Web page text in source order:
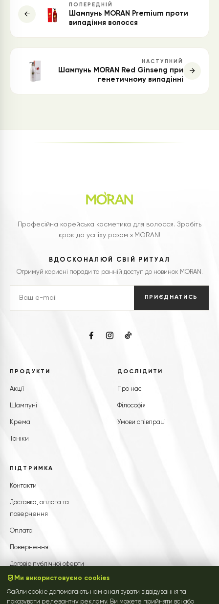
ПОПЕРЕДНІЙ
Шампунь MORAN Premium проти
випадіння волосся
НАСТУПНИЙ
Шампунь MORAN Red Ginseng при
генетичному випадінні
Професійна корейська косметика для волосся. Зробіть
крок до успіху разом з MORAN!
ВДОСКОНАЛЮЙ СВІЙ РИТУАЛ
Отримуй корисні поради та ранній доступ до новинок MORAN.
ПРИЄДНАТИСЬ
ПРОДУКТИ
Акції
Шампуні
Крема
Тоніки
ДОСЛІДИТИ
Про нас
Філософія
Умови співпраці
ПІДТРИМКА
Контакти
Доставка, оплата та
повернення
Оплата
Повернення
Договір публічної оферти
Натхнено тибетською природою Підкріплено наукою
Ми використовуємо cookies
Файли cookie допомагають нам аналізувати відвідування та
показувати релевантну рекламу. Ви можете прийняти всі або